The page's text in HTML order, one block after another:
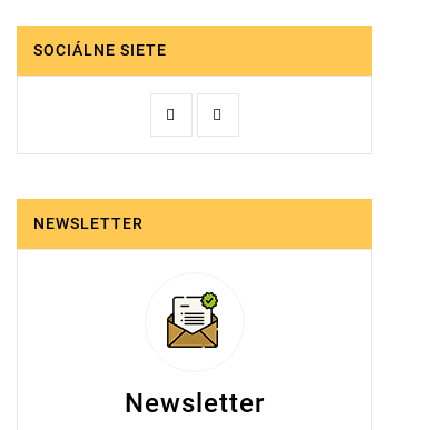
SOCIÁLNE SIETE
NEWSLETTER
Newsletter